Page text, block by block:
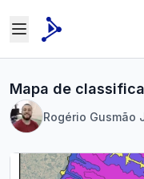
Mapa de
Rogério Gusmão